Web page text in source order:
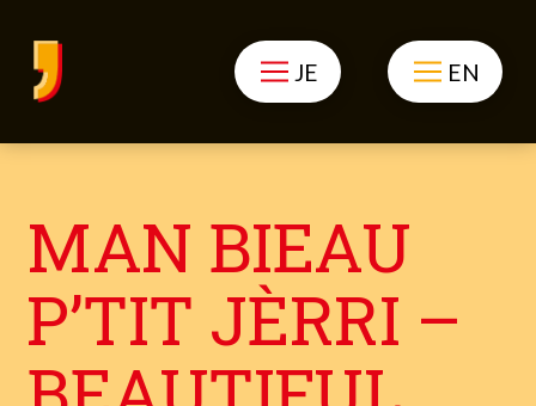
JE EN
MAN BIEAU
P’TIT JÈRRI –